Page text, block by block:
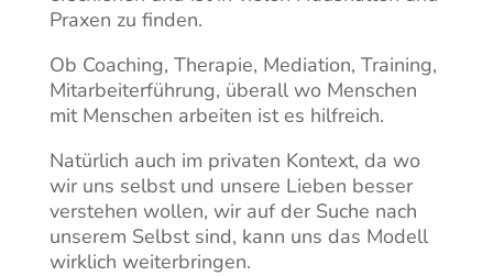
Praxen zu finden.
Ob Coaching, Therapie, Mediation, Training,
Mitarbeiterführung, überall wo Menschen
mit Menschen arbeiten ist es hilfreich.
Natürlich auch im privaten Kontext, da wo
wir uns selbst und unsere Lieben besser
verstehen wollen, wir auf der Suche nach
unserem Selbst sind, kann uns das Modell
wirklich weiterbringen.